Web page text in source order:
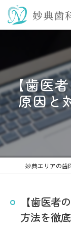
【歯医
原因と
【歯医者
方法を徹